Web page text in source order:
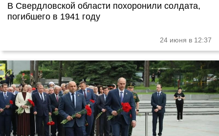
В Свердловской области похоронили солдата,
погибшего в 1941 году
24 июня в 12:37